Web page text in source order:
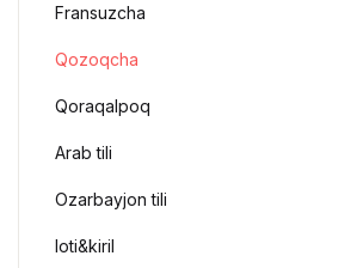
Fransuzcha
Qozoqcha
Qoraqalpoq
Arab tili
Ozarbayjon tili
loti&kiril